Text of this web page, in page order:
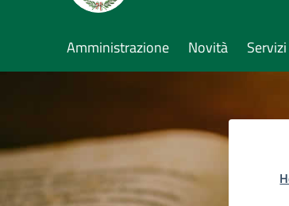
Amministrazione Novità Servizi